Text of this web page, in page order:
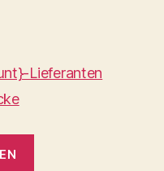
Lieferanten